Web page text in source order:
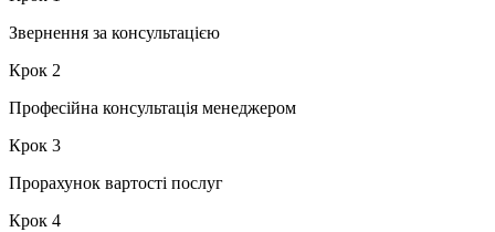
Звернення за консультацією
Крок 2
Професійна консультація менеджером
Крок 3
Прорахунок вартості послуг
Крок 4